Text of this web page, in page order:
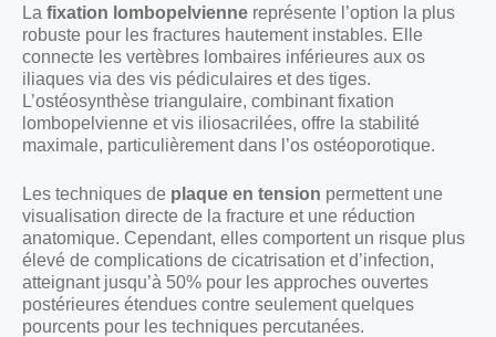
La fixation lombopelvienne représente l’option la plus
robuste pour les fractures hautement instables. Elle
connecte les vertèbres lombaires inférieures aux os
iliaques via des vis pédiculaires et des tiges.
L’ostéosynthèse triangulaire, combinant fixation
lombopelvienne et vis iliosacrilées, offre la stabilité
maximale, particulièrement dans l’os ostéoporotique.
Les techniques de plaque en tension permettent une
visualisation directe de la fracture et une réduction
anatomique. Cependant, elles comportent un risque plus
élevé de complications de cicatrisation et d’infection,
atteignant jusqu’à 50% pour les approches ouvertes
postérieures étendues contre seulement quelques
pourcents pour les techniques percutanées.